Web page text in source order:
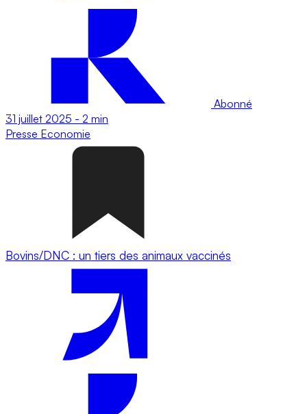
Abonné
31 juillet 2025 - 2 min
Presse Economie
Bovins/DNC : un tiers des animaux vaccinés